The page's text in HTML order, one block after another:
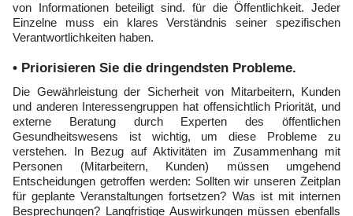
von Informationen beteiligt sind. für die Öffentlichkeit. Jeder
Einzelne muss ein klares Verständnis seiner spezifischen
Verantwortlichkeiten haben.
• Priorisieren Sie die dringendsten Probleme.
Die Gewährleistung der Sicherheit von Mitarbeitern, Kunden
und anderen Interessengruppen hat offensichtlich Priorität, und
externe Beratung durch Experten des öffentlichen
Gesundheitswesens ist wichtig, um diese Probleme zu
verstehen. In Bezug auf Aktivitäten im Zusammenhang mit
Personen (Mitarbeitern, Kunden) müssen umgehend
Entscheidungen getroffen werden: Sollten wir unseren Zeitplan
für geplante Veranstaltungen fortsetzen? Was ist mit internen
Besprechungen? Langfristige Auswirkungen müssen ebenfalls